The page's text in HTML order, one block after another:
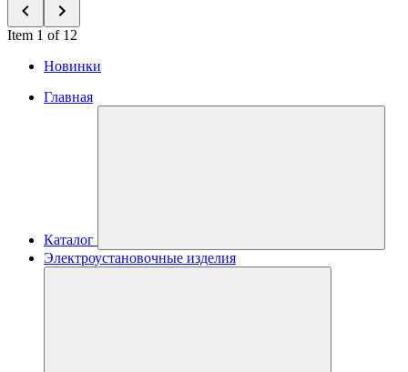
Item 1 of 12
Новинки
Главная
Каталог
Электроустановочные изделия